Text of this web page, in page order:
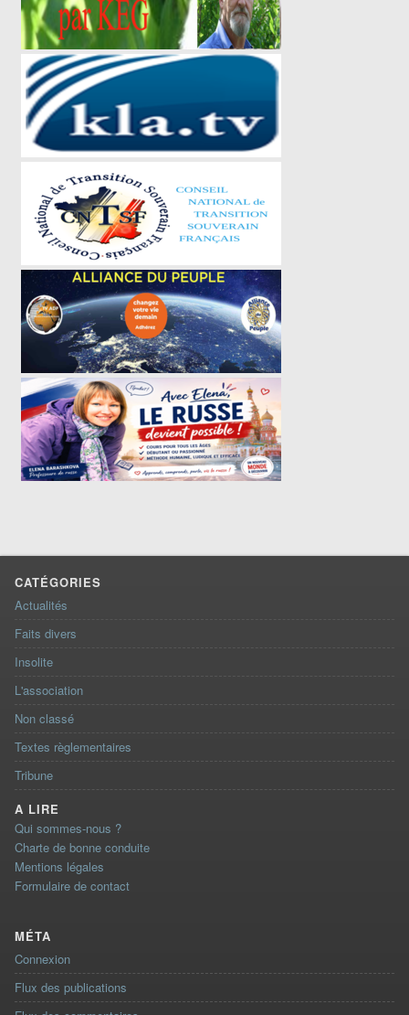
CATÉGORIES
Actualités
Faits divers
Insolite
L'association
Non classé
Textes règlementaires
Tribune
A LIRE
Qui sommes-nous ?
Charte de bonne conduite
Mentions légales
Formulaire de contact
MÉTA
Connexion
Flux des publications